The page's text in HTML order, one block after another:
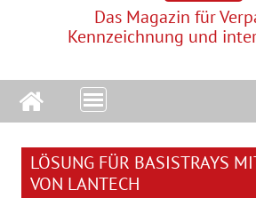
Das Magazin für
Kennzeichnung und
LÖSUNG FÜR BASISTRAYS
VON LANTECH